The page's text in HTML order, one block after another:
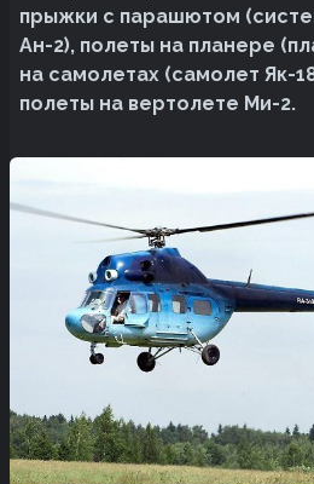
прыжки с парашютом
Ан-2), полеты на планере
на самолетах (самолет Як-
полеты на вертолете Ми-2.